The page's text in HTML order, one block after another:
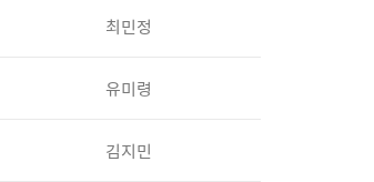
최민정
유미령
김지민